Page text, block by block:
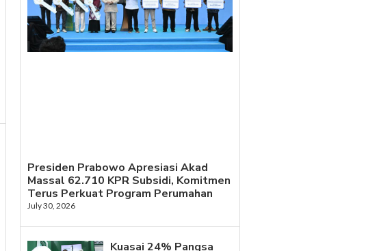
Presiden Prabowo Apresiasi Akad
Massal 62.710 KPR Subsidi, Komitmen
Terus Perkuat Program Perumahan
July 30, 2026
Kuasai 24% Pangsa